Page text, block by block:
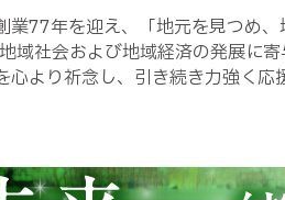
業77年を迎え、「地元を見つめ
域社会および地域経済の発展に
より祈念し、引き続き力強く応